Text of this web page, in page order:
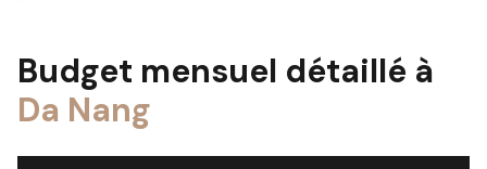
Budget mensuel détaillé à
Da Nang